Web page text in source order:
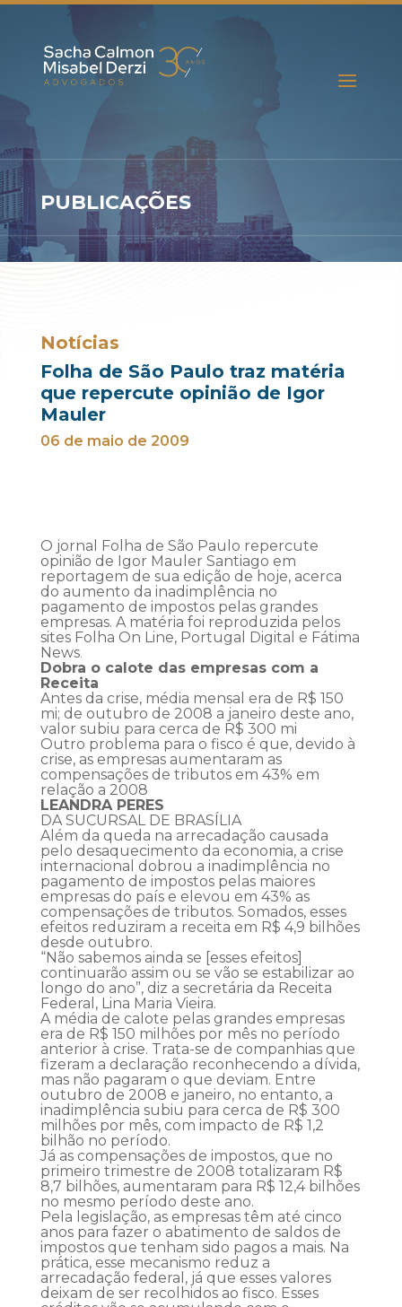
PUBLICAÇÕES
Notícias
Folha de São Paulo traz matéria
que repercute opinião de Igor
Mauler
06 de maio de 2009
O jornal Folha de São Paulo repercute
opinião de Igor Mauler Santiago em
reportagem de sua edição de hoje, acerca
do aumento da inadimplência no
pagamento de impostos pelas grandes
empresas. A matéria foi reproduzida pelos
sites Folha On Line, Portugal Digital e Fátima
News.
Dobra o calote das empresas com a
Receita
Antes da crise, média mensal era de R$ 150
mi; de outubro de 2008 a janeiro deste ano,
valor subiu para cerca de R$ 300 mi
Outro problema para o fisco é que, devido à
crise, as empresas aumentaram as
compensações de tributos em 43% em
relação a 2008
LEANDRA PERES
DA SUCURSAL DE BRASÍLIA
Além da queda na arrecadação causada
pelo desaquecimento da economia, a crise
internacional dobrou a inadimplência no
pagamento de impostos pelas maiores
empresas do país e elevou em 43% as
compensações de tributos. Somados, esses
efeitos reduziram a receita em R$ 4,9 bilhões
desde outubro.
“Não sabemos ainda se [esses efeitos]
continuarão assim ou se vão se estabilizar ao
longo do ano”, diz a secretária da Receita
Federal, Lina Maria Vieira.
A média de calote pelas grandes empresas
era de R$ 150 milhões por mês no período
anterior à crise. Trata-se de companhias que
fizeram a declaração reconhecendo a dívida,
mas não pagaram o que deviam. Entre
outubro de 2008 e janeiro, no entanto, a
inadimplência subiu para cerca de R$ 300
milhões por mês, com impacto de R$ 1,2
bilhão no período.
Já as compensações de impostos, que no
primeiro trimestre de 2008 totalizaram R$
8,7 bilhões, aumentaram para R$ 12,4 bilhões
no mesmo período deste ano.
Pela legislação, as empresas têm até cinco
anos para fazer o abatimento de saldos de
impostos que tenham sido pagos a mais. Na
prática, esse mecanismo reduz a
arrecadação federal, já que esses valores
deixam de ser recolhidos ao fisco. Esses